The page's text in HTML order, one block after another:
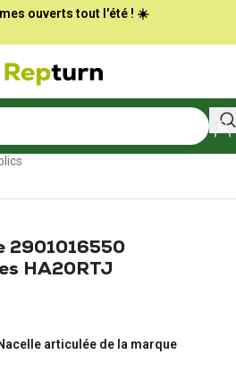
ouverts tout l'été ! ☀️
2901016550
HA20RTJ
articulée de la marque